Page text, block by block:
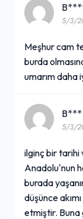
5/3/
Meşhur cam
burda
umarım daha
5/3/
ilginç bir tarihi
Anadolu'nun
burada
düşünce
etmiştir. Buna